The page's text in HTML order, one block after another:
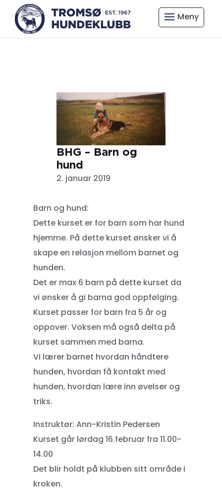
BHG – Barn og
hund
2. januar 2019
Barn og hund:
Dette kurset er for barn som har hund
hjemme. På dette kurset ønsker vi å
skape en relasjon mellom barnet og
hunden.
Det er max 6 barn på dette kurset da
vi ønsker å gi barna god oppfølging.
Kurset passer for barn fra 5 år og
oppover. Voksen må også delta på
kurset sammen med barna.
Vi lærer barnet hvordan håndtere
hunden, hvordan få kontakt med
hunden, hvordan lære inn øvelser og
triks.
Instruktør: Ann-Kristin Pedersen
Kurset går lørdag 16.februar fra 11.00-
14.00
Det blir holdt på klubben sitt område i
kroken.